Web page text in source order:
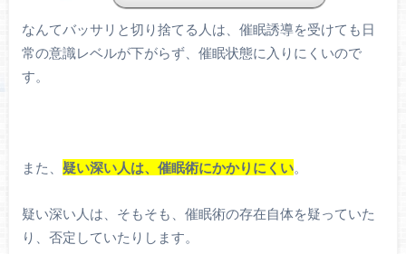
なんてバッサリと切り捨てる人は、催眠誘導を受けても日
常の意識レベルが下がらず、催眠状態に入りにくいので
す。
また、 疑い深い人は、催眠術にかかりにくい。
疑い深い人は、そもそも、催眠術の存在自体を疑っていた
り、否定していたりします。